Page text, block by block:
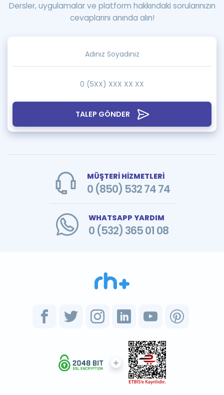
TALEP GÖNDER
Dersler, uygulamalar ve platform hakkındaki sorularınızın
cevaplarını anında alın!
MÜŞTERİ HİZMETLERİ
0 (850) 532 74 74
WHATSAPP YARDIM
0 (532) 365 01 08